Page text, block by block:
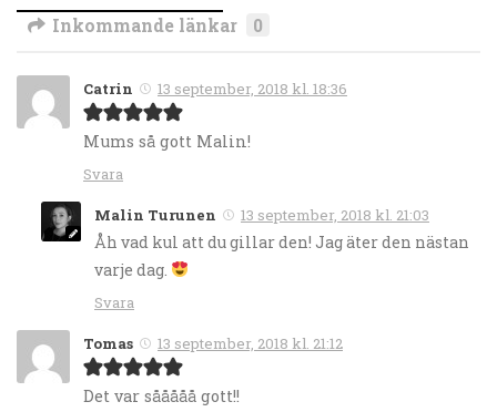
Inkommande länkar
0
Catrin 13 september, 2018 kl. 18:36
Mums så gott Malin!
Svara
Malin Turunen 13 september, 2018 kl. 21:03
Åh vad kul att du gillar den! Jag äter den nästan
varje dag.
Svara
Tomas 13 september, 2018 kl. 21:12
Det var sååååå gott!!